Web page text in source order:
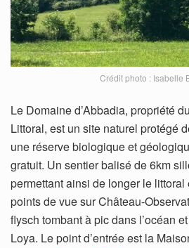
Crédit photo : Isabelle
Le Domaine d’Abbadia, propriété
Littoral, est un site naturel protégé
une réserve biologique et
gratuit. Un sentier balisé de 6km
permettant ainsi de longer le littoral
points de vue sur Château-
flysch tombant à pic dans l’océan
Loya. Le point d’entrée est la